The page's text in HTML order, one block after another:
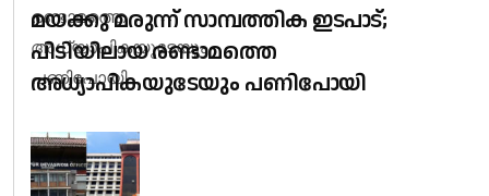
മയക്കു മരുന്ന് സാമ്പത്തിക ഇടപാട്;
പിടിയിലായ രണ്ടാമത്തെ
അധ്യാപികയുടേയും പണിപോയി